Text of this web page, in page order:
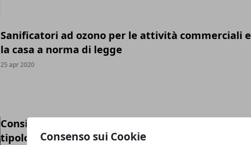
Consenso sui Cookie
Sanificatori ad ozono per le attività commerciali e
la casa a norma di legge
25 apr 2020
Consigli per l'acquisto della sedia a rotelle:
tipologie, costi e detrazioni fiscali